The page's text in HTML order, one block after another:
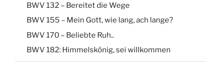
BWV 132 – Bereitet die Wege
BWV 155 – Mein Gott, wie lang, ach lange?
BWV 170 – Beliebte Ruh..
BWV 182: Himmelskönig, sei willkommen